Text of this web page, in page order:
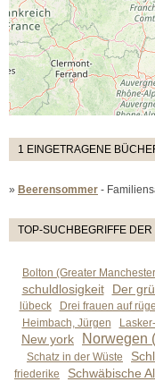
1 EINGETRAGENE
» Beerensommer -
TOP-SUCHBEGRIFFE
Bolton (Greater
schuldlosigkeit Der
lübeck
Drei frauen auf
Heimbach, Jürgen
New york
Norwegen
Schatz in der Wüste
friederike Schwäbische